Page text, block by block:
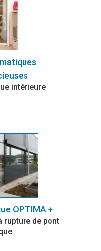
intérieure
OPTIMA +
rupture de pont